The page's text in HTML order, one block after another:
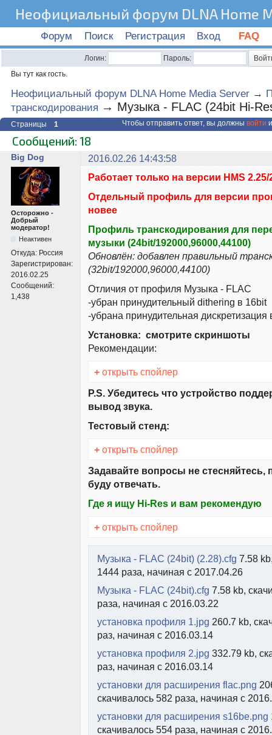
Неофициальный форум DLNA Home
Форум Поиск Регистрация Вход FAQ
Логин:
Пароль:
Вы тут как гость.
Неофициальный форум DLNA Home Media Server →
транскодирования → Музыка - FLAC (24bit Hi-
Страницы 1 Чтобы отправить ответ, вы должны войти
Сообщений: 18
Big Dog 2016.02.26 14:43:58
Осторожно -
Добрый
модератор!
Неактивен
Откуда: Россия
Зарегистрирован:
2016.02.25
Сообщений:
1,438
Работает только на версии HMS 2.25/
Отдельный профиль для версии
новее
Профиль транскодирования для
музыки (24bit/192000,96000,44100)
Обновлён: добавлен правильный
(32bit/192000,96000,44100)
Отличия от профиля Музыка - FLAC
-убран принудительный dithering в 16bit
-убрана принудительная дискретизация
Установка: смотрите скриншоты
Рекомендации:
+ открыть спойлер
P.S. Убедитесь что устройство
вывод звука.
Тестовый стенд:
+ открыть спойлер
Задавайте вопросы не стесняйтесь,
буду отвечать.
Где я ищу Hi-Res и вам рекомендую
+ открыть спойлер
Музыка - FLAC (24bit) (2.28).cfg 7.58
1444 раза, начиная с 2017.04.26
Музыка - FLAC (24bit).cfg 7.58 kb,
раза, начиная с 2016.03.22
установка профиля 1.jpg 260.7 kb,
раз, начиная с 2016.03.14
установка профиля 2.jpg 332.79 kb,
раз, начиная с 2016.03.14
установки для расширения flac.png
скачивалось 582 раза, начиная с
установки для расширения s16be.png
скачивалось 554 раза, начиная с